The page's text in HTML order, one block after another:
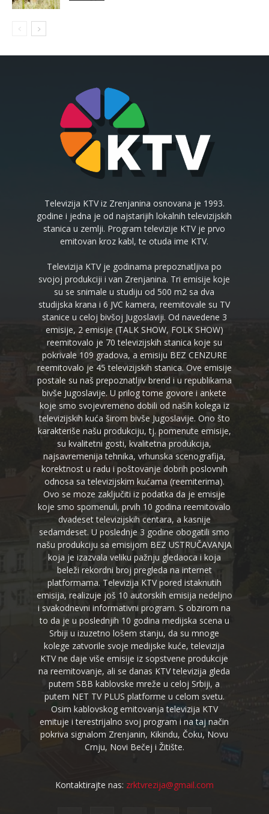
Televizija KTV iz Zrenjanina osnovana je 1993.
godine i jedna je od najstarijih lokalnih televizijskih
stanica u zemlji. Program televizije KTV je prvo
emitovan kroz kabl, te otuda ime KTV.
Televizija KTV je godinama prepoznatljiva po
svojoj produkciji i van Zrenjanina. Tri emisije koje
su se snimale u studiju od 500 m2 sa dva
studijska krana i 6 JVC kamera, reemitovale su TV
stanice u celoj bivšoj Jugoslaviji. Od navedene 3
emisije, 2 emisije (TALK SHOW, FOLK SHOW)
reemitovalo je 70 televizijskih stanica koje su
pokrivale 109 gradova, a emisiju BEZ CENZURE
reemitovalo je 45 televizijskih stanica. Ove emisije
postale su naš prepoznatljiv brend i u republikama
bivše Jugoslavije. U prilog tome govore i ankete
koje smo svojevremeno dobili od naših kolega iz
televizijskih kuća širom bivše Jugoslavije. Ono što
karakteriše našu produkciju, tj. pomenute emisije,
su kvalitetni gosti, kvalitetna produkcija,
najsavremenija tehnika, vrhunska scenografija,
korektnost u radu i poštovanje dobrih poslovnih
odnosa sa televizijskim kućama (reemiterima).
Ovo se moze zaključiti iz podatka da je emisije
koje smo spomenuli, prvih 10 godina reemitovalo
dvadeset televizijskih centara, a kasnije
sedamdeset. U poslednje 3 godine obogatili smo
našu produkciju sa emisijom BEZ USTRUČAVANJA
koja je izazvala veliku pažnju gledaoca i koja
beleži rekordni broj pregleda na internet
platformama. Televizija KTV pored istaknutih
emisija, realizuje još 10 autorskih emisija nedeljno
i svakodnevni informativni program. S obzirom na
to da je u poslednjih 10 godina medijska scena u
Srbiji u izuzetno lošem stanju, da su mnoge
kolege zatvorile svoje medijske kuće, televizija
KTV ne daje više emisije iz sopstvene produkcije
na reemitovanje, ali se danas KTV televizija gleda
putem SBB kablovske mreže u celoj Srbiji, a
putem NET TV PLUS platforme u celom svetu.
Osim kablovskog emitovanja televizija KTV
emituje i terestrijalno svoj program i na taj način
pokriva signalom Zrenjanin, Kikindu, Čoku, Novu
Crnju, Novi Bečej i Žitište.
Kontaktirajte nas: zrktvrezija@gmail.com